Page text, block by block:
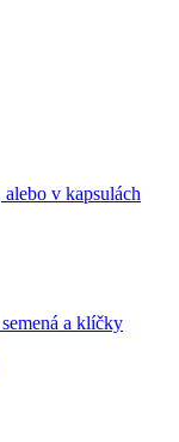
v kapsulách
a klíčky